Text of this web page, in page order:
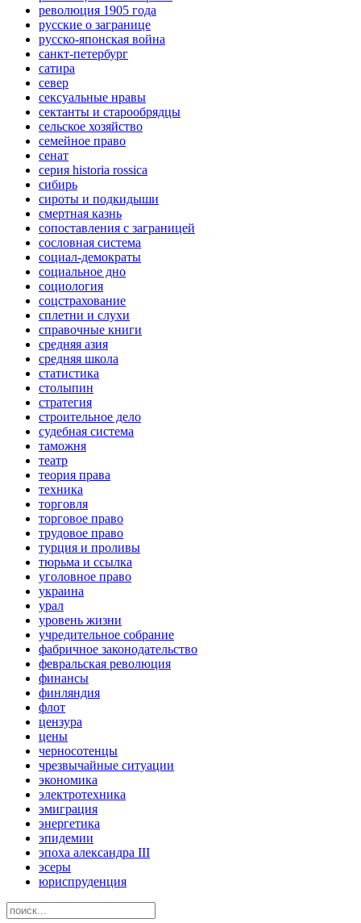
революция 1905 года
русские о загранице
русско-японская война
санкт-петербург
сатира
север
сексуальные нравы
сектанты и старообрядцы
сельское хозяйство
семейное право
сенат
серия historia rossica
сибирь
сироты и подкидыши
смертная казнь
сопоставления с заграницей
сословная система
социал-демократы
социальное дно
социология
соцстрахование
сплетни и слухи
справочные книги
средняя азия
средняя школа
статистика
столыпин
стратегия
строительное дело
судебная система
таможня
театр
теория права
техника
торговля
торговое право
трудовое право
турция и проливы
тюрьма и ссылка
уголовное право
украина
урал
уровень жизни
учредительное собрание
фабричное законодательство
февральская революция
финансы
финляндия
флот
цензура
цены
черносотенцы
чрезвычайные ситуации
экономика
электротехника
эмиграция
энергетика
эпидемии
эпоха александра III
эсеры
юриспруденция